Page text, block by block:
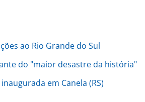
ao Rio Grande do Sul
do "maior desastre da história"
em Canela (RS)